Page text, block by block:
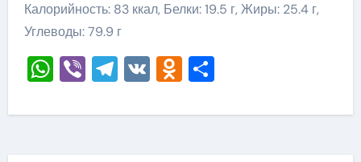
Калорийность: 83 ккал, Белки: 19.5 г, Жиры: 25.4 г,
Углеводы: 79.9 г
WhatsApp
ViberTelegram
VKOdnoklassniki
Отправить